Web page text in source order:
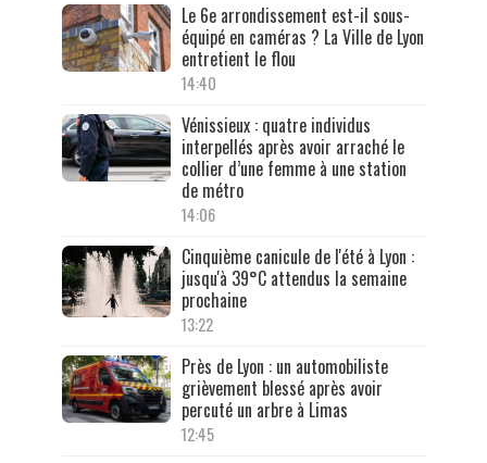
Le 6e arrondissement est-il sous-
équipé en caméras ? La Ville de Lyon
entretient le flou
14:40
Vénissieux : quatre individus
interpellés après avoir arraché le
collier d’une femme à une station
de métro
14:06
Cinquième canicule de l'été à Lyon :
jusqu'à 39°C attendus la semaine
prochaine
13:22
Près de Lyon : un automobiliste
grièvement blessé après avoir
percuté un arbre à Limas
12:45